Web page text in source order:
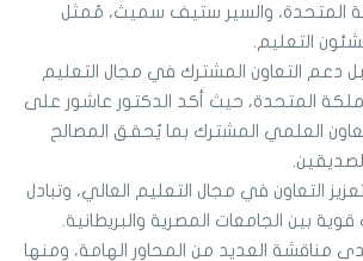
المتحدة، والسير ستيف سميث، مُمثل
التعليم.
دعم التعاون المشترك في مجال التعليم
المتحدة، حيث أكد الدكتور عاشور على
العلمي المشترك بما يُحقق المصالح
التعاون في مجال التعليم العالي، وتبادل
قوية بين الجامعات المصرية والبريطانية.
مناقشة العديد من المحاور الهامة، ومنها